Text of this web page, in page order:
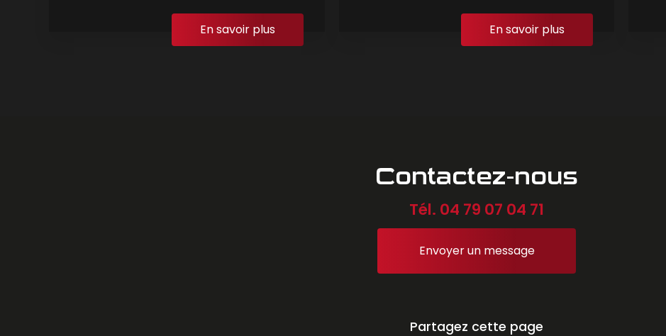
En savoir plus En savoir plus
Contactez-nous
Tél. 04 79 07 04 71
Envoyer un message
Partagez cette page